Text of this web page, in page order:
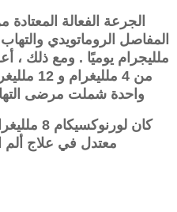
الجرعة الفعالة
ملليجرام يوميًا . ومع ذلك ،
من 4
واحدة شملت مرضى
كان
معتدل في علاج ألم